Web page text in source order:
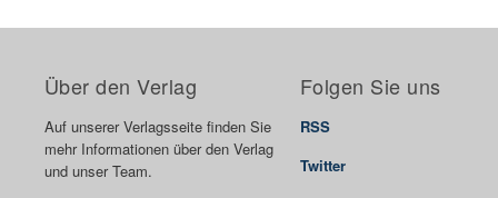
Über den Verlag
Auf unserer Verlagsseite finden Sie
mehr Informationen über den Verlag
und unser Team.
Folgen Sie uns
RSS
Twitter